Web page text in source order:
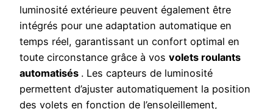
luminosité extérieure peuvent également être
intégrés pour une adaptation automatique en
temps réel, garantissant un confort optimal en
toute circonstance grâce à vos volets roulants
automatisés . Les capteurs de luminosité
permettent d’ajuster automatiquement la position
des volets en fonction de l’ensoleillement,